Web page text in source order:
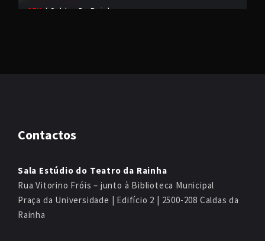
SEX Caldas Da Rainha
Contactos
Sala Estúdio do Teatro da Rainha
Rua Vitorino Fróis – junto à Biblioteca Municipal
Praça da Universidade | Edifício 2 | 2500-208 Caldas da
Rainha